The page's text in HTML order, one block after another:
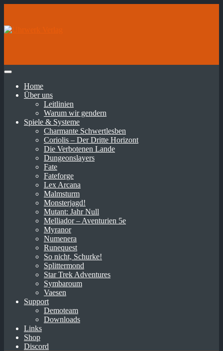
Home
Über uns
Leitlinien
Warum wir gendern
Spiele & Systeme
Charmante Schwertlesben
Coriolis – Der Dritte Horizont
Die Verbotenen Lande
Dungeonslayers
Fate
Fateforge
Lex Arcana
Malmsturm
Monsterjagd!
Mutant: Jahr Null
Melliador – Aventurien 5e
Myranor
Numenera
Runequest
So nicht, Schurke!
Splittermond
Star Trek Adventures
Symbaroum
Vaesen
Support
Demoteam
Downloads
Links
Shop
Discord